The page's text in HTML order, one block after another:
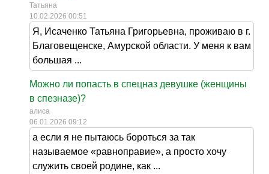
Татьяна
10.02.2026 00:51
Я, Исаченко Татьяна Григорьевна, проживаю в г.
Благовещенске, Амурской области. У меня к вам
большая ...
Можно ли попасть в спецназ девушке (женщины
в спезназе)?
алиса
06.01.2026 09:12
а если я не пытаюсь бороться за так
называемое «равноправие», а просто хочу
служить своей родине, как ...